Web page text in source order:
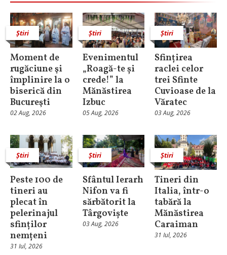
Știri
Moment de
rugăciune şi
împlinire la o
biserică din
Bucureşti
02 Aug, 2026
Știri
Evenimentul
„Roagă-te și
crede!” la
Mănăstirea
Izbuc
05 Aug, 2026
Știri
Sfințirea
raclei celor
trei Sfinte
Cuvioase de la
Văratec
03 Aug, 2026
Știri
Peste 100 de
tineri au
plecat în
pelerinajul
sfinților
nemțeni
31 Iul, 2026
Știri
Sfântul Ierarh
Nifon va fi
sărbătorit la
Târgoviște
03 Aug, 2026
Știri
Tineri din
Italia, într-o
tabără la
Mănăstirea
Caraiman
31 Iul, 2026